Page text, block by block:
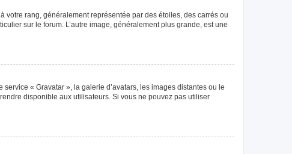
votre rang, généralement représentée par des étoiles, des carrés ou
sur le forum. L’autre image, généralement plus grande, est une
« Gravatar », la galerie d’avatars, les images distantes ou le
disponible aux utilisateurs. Si vous ne pouvez pas utiliser